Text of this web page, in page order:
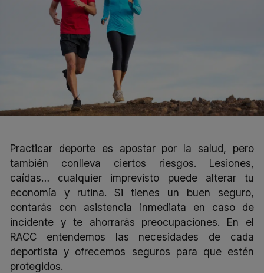
Practicar deporte es apostar por la salud, pero
también conlleva ciertos riesgos. Lesiones,
caídas… cualquier imprevisto puede alterar tu
economía y rutina. Si tienes un buen seguro,
contarás con asistencia inmediata en caso de
incidente y te ahorrarás preocupaciones. En el
RACC entendemos las necesidades de cada
deportistay ofrecemos seguros para que estén
protegidos.